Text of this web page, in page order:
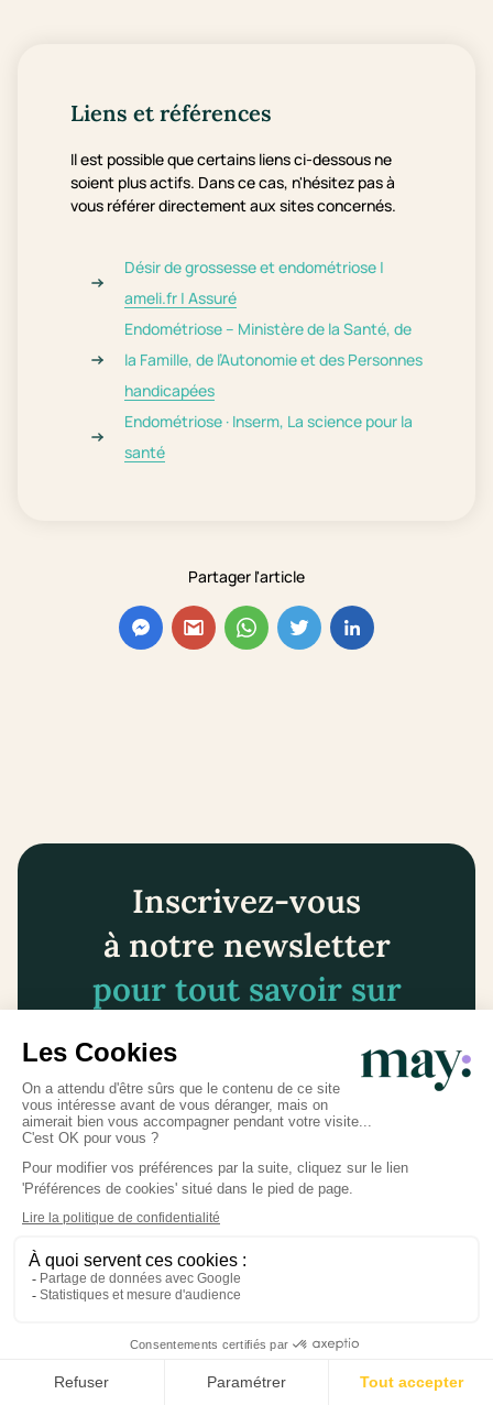
Partager l'article
Liens et références
Il est possible que certains liens ci-dessous ne
soient plus actifs. Dans ce cas, n'hésitez pas à
vous référer directement aux sites concernés.
Désir de grossesse et endométriose |
ameli.fr | Assuré
Endométriose – Ministère de la Santé, de
la Famille, de l’Autonomie et des Personnes
handicapées
Endométriose · Inserm, La science pour la
santé
Inscrivez-vous
à notre newsletter
pour tout savoir sur
votre grossesse
Vous serez ainsi alerté lors de la publication de
nouveaux articles.
Je m'inscris à la newsletter